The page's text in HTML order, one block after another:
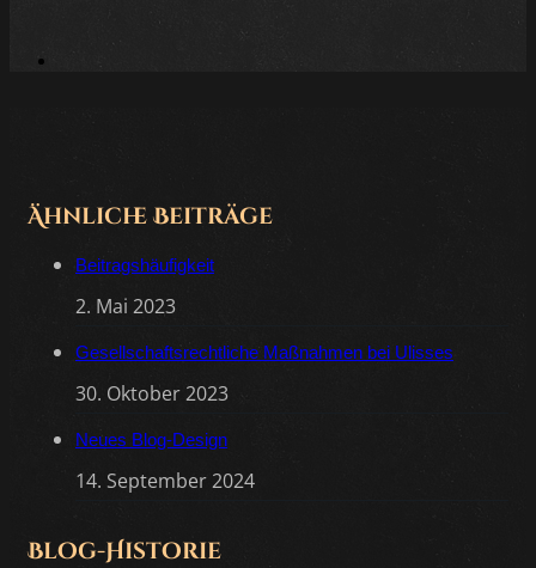
Ähnliche Beiträge
Beitragshäufigkeit
2. Mai 2023
Gesellschaftsrechtliche Maßnahmen bei Ulisses
30. Oktober 2023
Neues Blog-Design
14. September 2024
Blog-Historie